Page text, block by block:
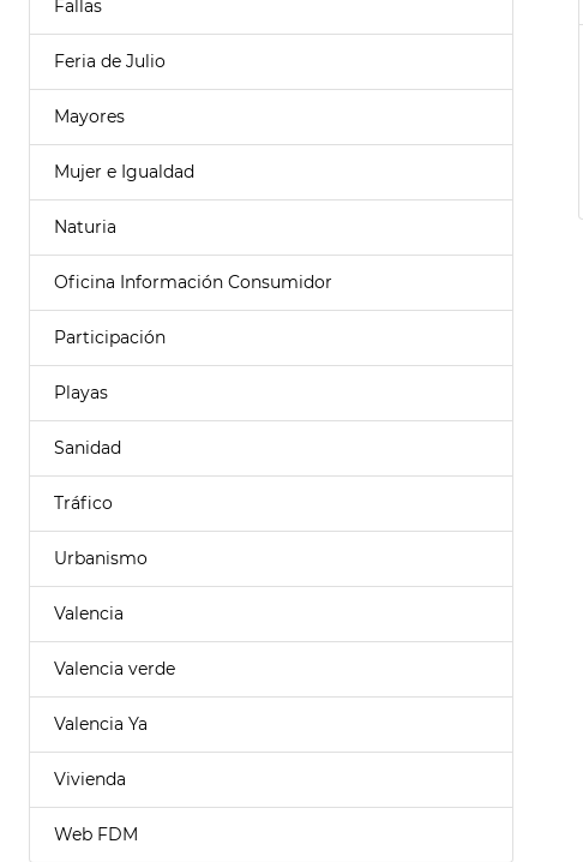
Fallas
Feria de Julio
Mayores
Mujer e Igualdad
Naturia
Oficina Información Consumidor
Participación
Playas
Sanidad
Tráfico
Urbanismo
Valencia
Valencia verde
Valencia Ya
Vivienda
Web FDM